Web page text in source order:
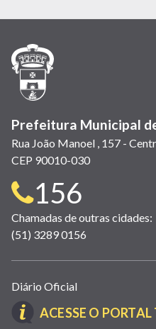
em
janela)
em
em
Prefeitura Municipal
Rua João Manoel , 157 -
CEP 90010-030
Telefone
para
contato:
156
Chamadas de outras cidades:
(51) 3289 0156
Links
úteis
(abrem
Diário Oficial
ACESSE O